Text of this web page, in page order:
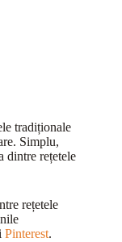
tradiționale
Simplu,
dintre rețetele
rețetele
Pinterest.